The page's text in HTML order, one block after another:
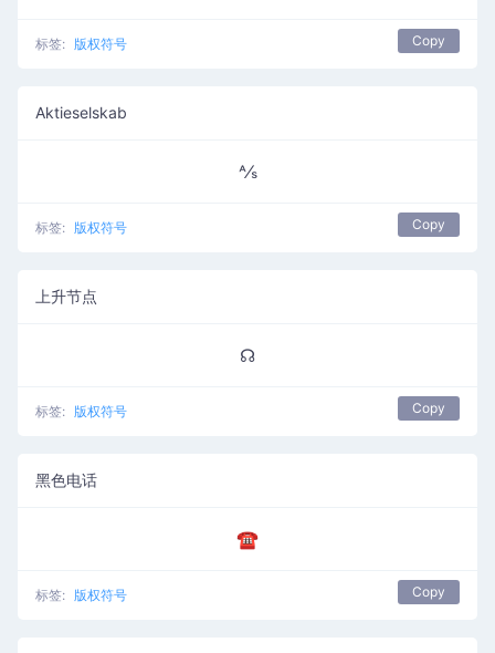
标签: 版权符号 Copy
Aktieselskab
⅍
标签: 版权符号 Copy
上升节点
☊
标签: 版权符号 Copy
黑色电话
☎
标签: 版权符号 Copy